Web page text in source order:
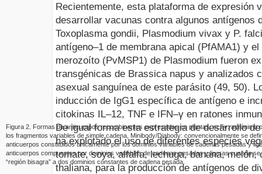
Recientemente, esta plataforma de expresión
desarrollar vacunas contra algunos antígenos
Toxoplasma gondii, Plasmodium vivax y P.
antígeno–1 de membrana apical (PfAMA1) y
merozoíto (PvMSP1) de Plasmodium fueron
transgénicas de Brassica napus y analizados
asexual sanguínea de este parásito (49, 50).
inducción de IgG1 específica de antígeno e
citokinas IL–12, TNF e IFN–γ en ratones
Figura 2 Formas de anticuerpos recombinantes expresados en plantas. scFv: acrónimo
los fragmentos variables de simple cadena, Minibody/Diabody: convencionalmente se
anticuerpos constituidos únicamente por los dominios variables de cadenas pesadas y
anticuerpos compuestos por dominios variables de cadenas pesadas y ligeras cuando
“región bisagra” a dos dominios constantes de cadena pesada.
De igual forma esta estrategia de desarrollo
ha explotado el uso de diferentes especies
tomate, soya, alfalfa, lechuga, banana,
thaliana, para la producción de antígenos de